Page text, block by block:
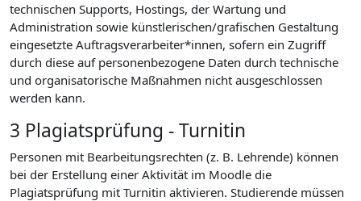
technischen Supports, Hostings, der Wartung und
Administration sowie künstlerischen/grafischen Gestaltung
eingesetzte Auftragsverarbeiter*innen, sofern ein Zugriff
durch diese auf personenbezogene Daten durch technische
und organisatorische Maßnahmen nicht ausgeschlossen
werden kann.
3 Plagiatsprüfung - Turnitin
Personen mit Bearbeitungsrechten (z. B. Lehrende) können
bei der Erstellung einer Aktivität im Moodle die
Plagiatsprüfung mit Turnitin aktivieren. Studierende müssen